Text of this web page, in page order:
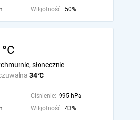
Wilgotność: 50%
34°C
słonecznie
Ciśnienie: 995 hPa
Wilgotność: 43%